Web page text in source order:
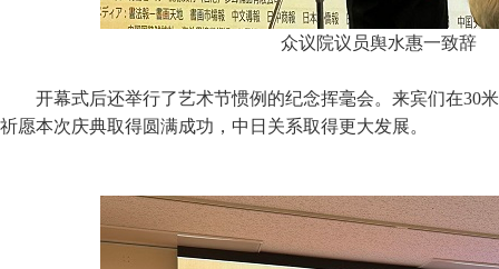
众议院议员舆水惠一致辞
开幕式后还举行了艺术节惯例的纪念挥毫会。来宾们在30
祈愿本次庆典取得圆满成功，中日关系取得更大发展。